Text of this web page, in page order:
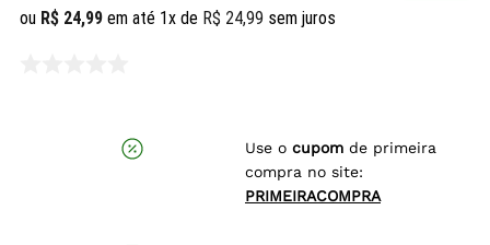
ou R$ 24,99 em até 1x de R$ 24,99 sem juros
Use o cupom de primeira
compra no site:
PRIMEIRACOMPRA